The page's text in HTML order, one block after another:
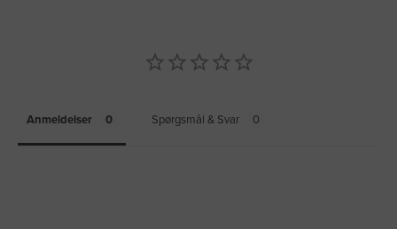
Anmeldelser Spørgsmål & Svar